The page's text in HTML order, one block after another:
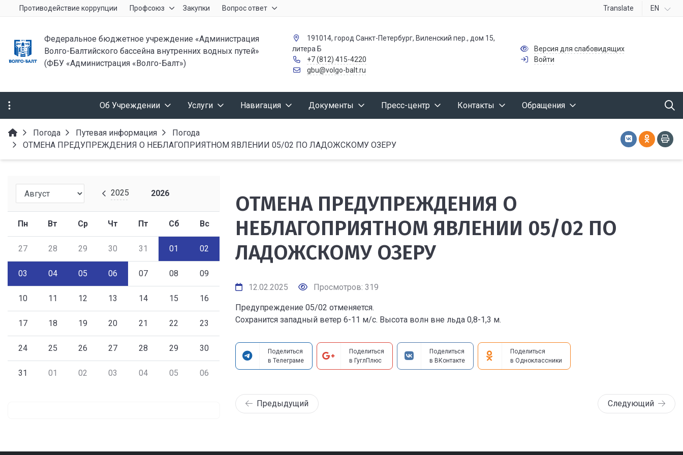
Противодействие коррупции Профсоюз Закупки Вопрос ответ Translate EN
Федеральное бюджетное учреждение «Администрация
Волго-Балтийского бассейна внутренних водных путей»
(ФБУ «Администрация «Волго-Балт»)
191014, город Санкт-Петербург, Виленский пер., дом 15,
литера Б
+7 (812) 415-4220
gbu@volgo-balt.ru
Версия для слабовидящих
Войти
Об Учреждении Услуги Навигация Документы Пресс-центр Контакты Обращения
Погода Путевая информация
Погода
ОТМЕНА ПРЕДУПРЕЖДЕНИЯ О НЕБЛАГОПРИЯТНОМ ЯВЛЕНИИ 05/02 ПО ЛАДОЖСКОМУ ОЗЕРУ
2025 2026
Пн Вт Ср Чт Пт Сб Вс
27 28 29 30 31 01 02
03 04 05 06 07 08 09
10 11 12 13 14 15 16
17 18 19 20 21 22 23
24 25 26 27 28 29 30
31 01 02 03 04 05 06
ОТМЕНА ПРЕДУПРЕЖДЕНИЯ О
НЕБЛАГОПРИЯТНОМ ЯВЛЕНИИ 05/02 ПО
ЛАДОЖСКОМУ ОЗЕРУ
12.02.2025 Просмотров: 319
Предупреждение 05/02 отменяется.
Сохранится западный ветер 6-11 м/с. Высота волн вне льда 0,8-1,3 м.
Поделиться
в Телеграме
Поделиться
в ГуглПлюс
Поделиться
в ВКонтакте
Поделиться
в Одноклассники
Предыдущий Следующий